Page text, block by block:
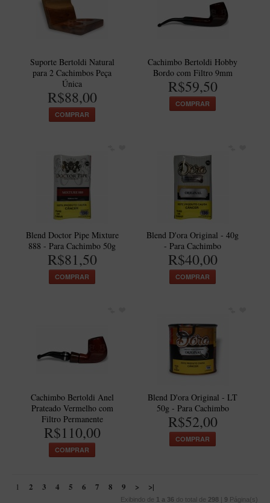
Suporte Bertoldi Natural
para 2 Cachimbos Peça
Única
R$88,00
COMPRAR
Cachimbo Bertoldi Hobby
Bordo com Filtro 9mm
R$59,50
COMPRAR
Blend Doctor Pipe Mixture
888 - Para Cachimbo 50g
R$81,50
COMPRAR
Blend D'ora Original - 40g
- Para Cachimbo
R$40,00
COMPRAR
Cachimbo Bertoldi Anel
Prateado Vermelho com
Filtro Permanente
R$110,00
COMPRAR
Blend D'ora Original - LT
50g - Para Cachimbo
R$52,00
COMPRAR
1 2 3 4 5 6 7 8 9 > >|
Exibindo de 1 a 36 do total de 298 | 9 Página(s)